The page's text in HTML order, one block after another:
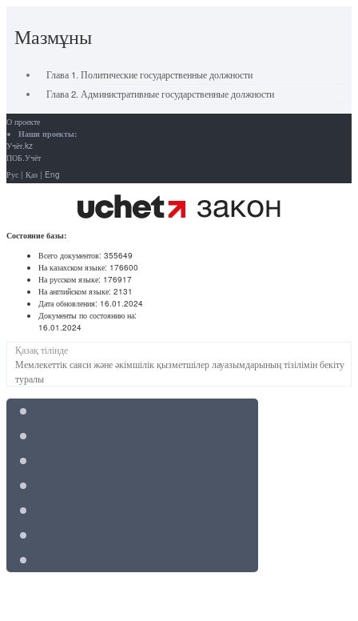
Мазмұны
Глава 1. Политические государственные должности
Глава 2. Административные государственные должности
О проекте
Наши проекты:
Учёт.kz
ПОБ.Учёт
Рус | Қаз | Eng
Состояние базы:
Всего документов: 355649
На казахском языке: 176600
На русском языке: 176917
На английском языке: 2131
Дата обновления: 16.01.2024
Документы по состоянию на:
16.01.2024
Қазақ тілінде
Мемлекеттік саяси және әкімшілік қызметшілер лауазымдарының тізілімін бекіту
туралы